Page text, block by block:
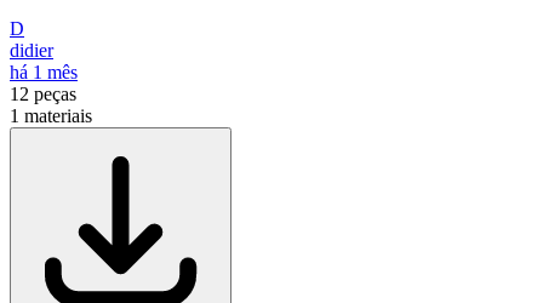
D
didier
há 1 mês
12 peças
1 materiais